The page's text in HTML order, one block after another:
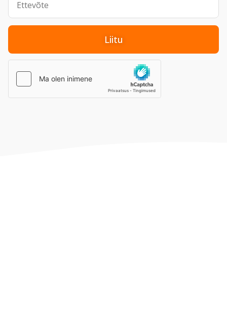
Liitu